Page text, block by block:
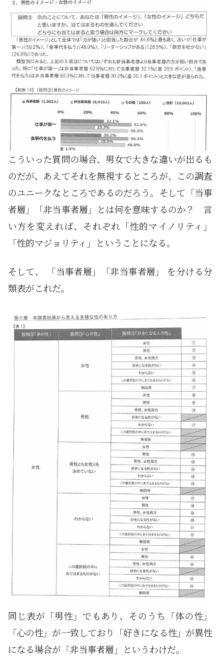
こういった質問の場合、男女で大きな違いが出るも
のだが、あえてそれを無視するところが、この調査
のユニークなところであるのだろう。そして「当事
者層」「非当事者層」とは何を意味するのか？ 言
い方を変えれば、それぞれ「性的マイノリティ」
「性的マジョリティ」ということになる。
そして、 「当事者層」「非当事者層」 を分ける分
類表がこれだ。
同じ表が「男性」でもあり、そのうち「体の性」
「心の性」が一致しており「好きになる性」が異性
になる場合が「非当事者層」というわけだ。